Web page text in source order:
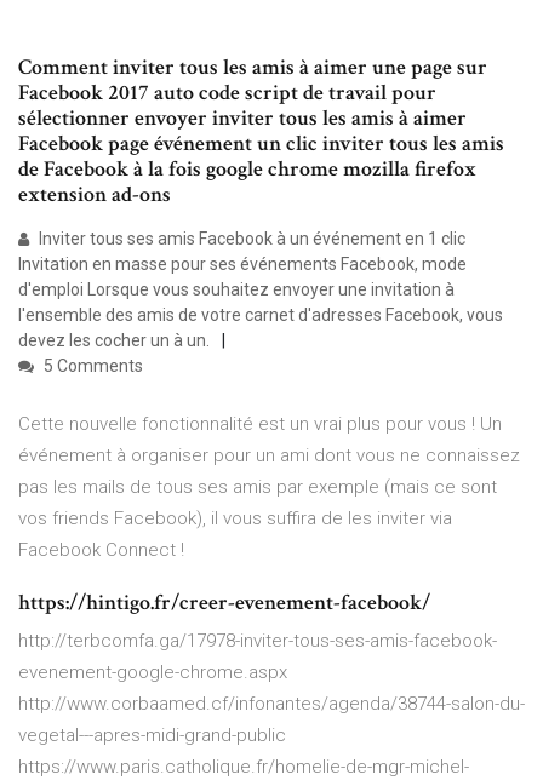
Comment inviter tous les amis à aimer une page sur
Facebook 2017 auto code script de travail pour
sélectionner envoyer inviter tous les amis à aimer
Facebook page événement un clic inviter tous les amis
de Facebook à la fois google chrome mozilla firefox
extension ad-ons
Inviter tous ses amis Facebook à un événement en 1 clic
Invitation en masse pour ses événements Facebook, mode
d'emploi Lorsque vous souhaitez envoyer une invitation à
l'ensemble des amis de votre carnet d'adresses Facebook, vous
devez les cocher un à un.
5 Comments
Cette nouvelle fonctionnalité est un vrai plus pour vous ! Un
événement à organiser pour un ami dont vous ne connaissez
pas les mails de tous ses amis par exemple (mais ce sont
vos friends Facebook), il vous suffira de les inviter via
Facebook Connect !
https://hintigo.fr/creer-evenement-facebook/
http://terbcomfa.ga/17978-inviter-tous-ses-amis-facebook-
evenement-google-chrome.aspx
http://www.corbaamed.cf/infonantes/agenda/38744-salon-du-
vegetal---apres-midi-grand-public
https://www.paris.catholique.fr/homelie-de-mgr-michel-